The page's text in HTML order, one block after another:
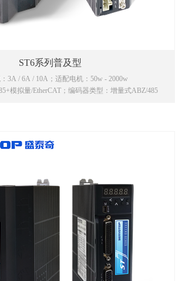
ST6系列普及型
3A / 6A / 10A；适配电机：50w - 2000w
模拟量/EtherCAT；编码器类型：增量式ABZ/485